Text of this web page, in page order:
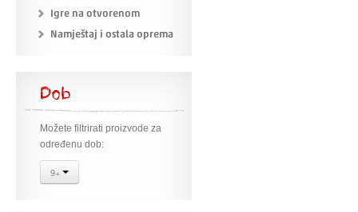
Igre na otvorenom
Namještaj i ostala oprema
Dob
Možete filtrirati proizvode za
određenu dob:
9+